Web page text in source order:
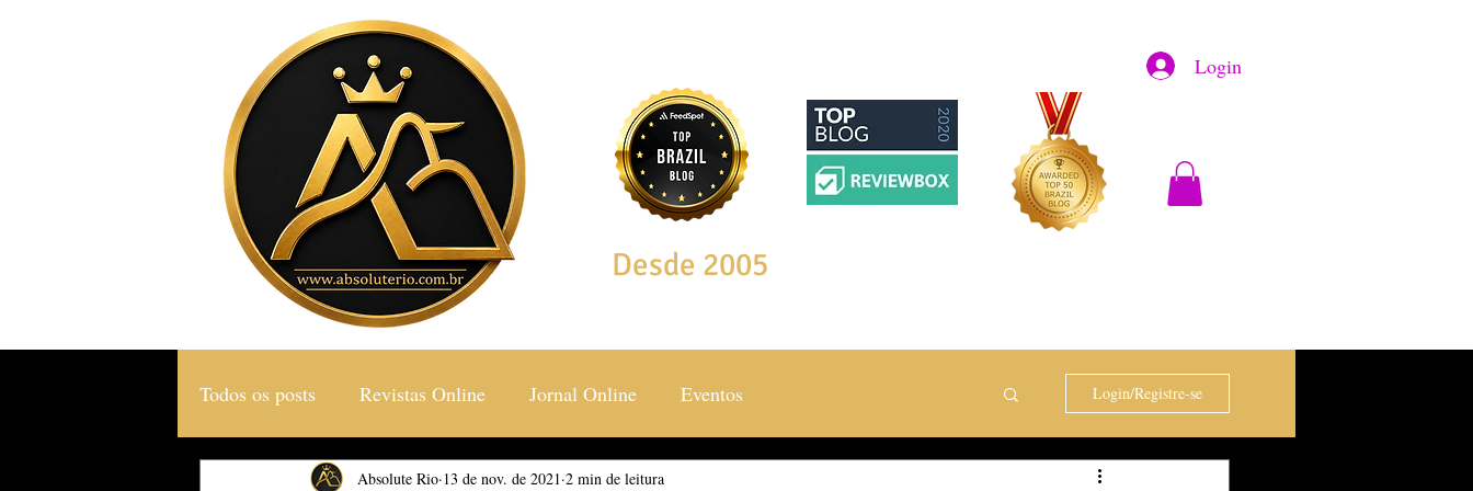
Login
Desde 2005
Todos os posts Revistas Online Jornal Online Eventos
Gastronomia & Turismo Social & Estilos Saúde & Bem Estar
Login/Registre-se
Absolute Rio 13 de nov. de 2021 2 min de leitura